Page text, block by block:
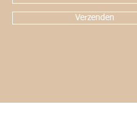
Verzenden